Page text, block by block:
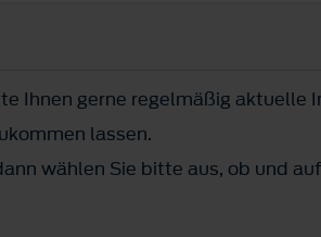
Ihnen gerne regelmäßig aktuelle
lassen.
wählen Sie bitte aus, ob und